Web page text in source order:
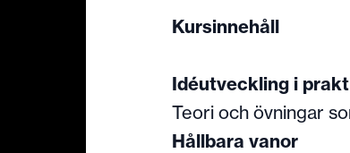
Kursinnehåll
Idéutveckling i
Teori och övningar
Hållbara vanor